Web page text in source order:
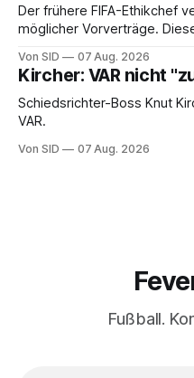
Der frühere FIFA-Ethikchef
möglicher Vorverträge.
Von SID 07 Aug. 2026
Kircher: VAR nicht
Schiedsrichter-Boss Knut
VAR.
Von SID 07 Aug. 2026
Fußball.